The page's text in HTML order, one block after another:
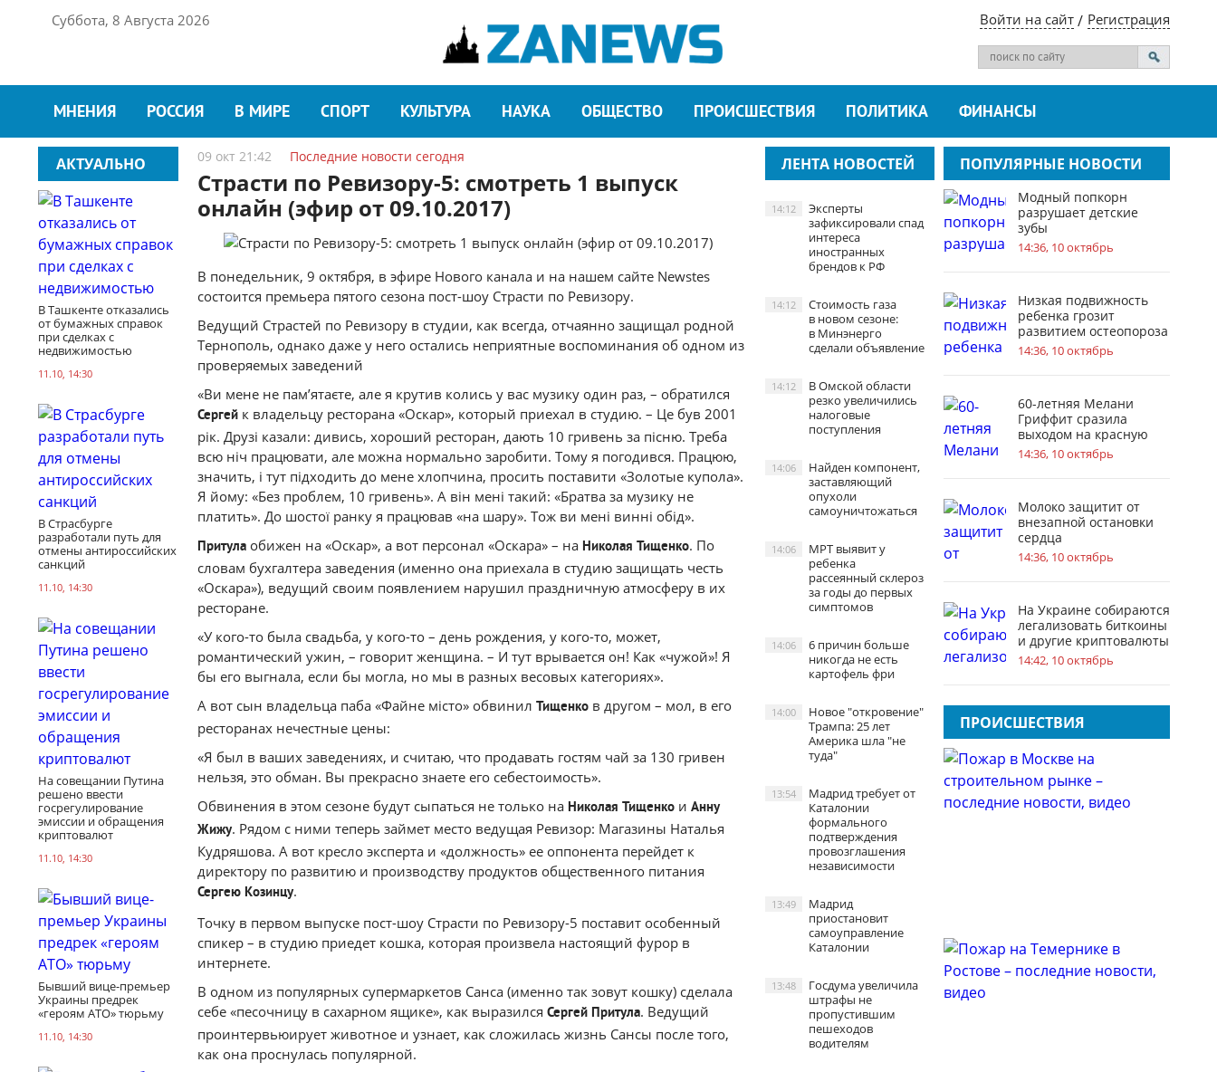
Суббота, 8 Августа 2026 Войти на сайт Регистрация
МНЕНИЯ РОССИЯ В МИРЕ СПОРТ КУЛЬТУРА НАУКА ОБЩЕСТВО ПРОИСШЕСТВИЯ ПОЛИТИКА ФИНАНСЫ
АКТУАЛЬНО
В Ташкенте отказались
от бумажных справок
при сделках с
недвижимостью
11.10, 14:30
В Страсбурге
разработали путь для
отмены антироссийских
санкций
11.10, 14:30
На совещании Путина
решено ввести
госрегулирование
эмиссии и обращения
криптовалют
11.10, 14:30
Бывший вице-премьер
Украины предрек
«героям АТО» тюрьму
11.10, 14:30
09 окт 21:42 Последние новости сегодня
Страсти по Ревизору-5: смотреть 1 выпуск
онлайн (эфир от 09.10.2017)
В понедельник, 9 октября, в эфире Нового канала и на нашем сайте Newstes
состоится премьера пятого сезона пост-шоу Страсти по Ревизору.
Ведущий Страстей по Ревизору в студии, как всегда, отчаянно защищал родной
Тернополь, однако даже у него остались неприятные воспоминания об одном из
проверяемых заведений
«Ви мене не пам’ятаєте, але я крутив колись у вас музику один раз, – обратился
Сергей к владельцу ресторана «Оскар», который приехал в студию. – Це був 2001
рік. Друзі казали: дивись, хороший ресторан, дають 10 гривень за пісню. Треба
всю ніч працювати, але можна нормально заробити. Тому я погодився. Працюю,
значить, і тут підходить до мене хлопчина, просить поставити «Золотые купола».
Я йому: «Без проблем, 10 гривень». А він мені такий: «Братва за музику не
платить». До шостої ранку я працював «на шару». Тож ви мені винні обід».
Притула обижен на «Оскар», а вот персонал «Оскара» – на Николая Тищенко. По
словам бухгалтера заведения (именно она приехала в студию защищать честь
«Оскара»), ведущий своим появлением нарушил праздничную атмосферу в их
ресторане.
«У кого-то была свадьба, у кого-то – день рождения, у кого-то, может,
романтический ужин, – говорит женщина. – И тут врывается он! Как «чужой»! Я
бы его выгнала, если бы могла, но мы в разных весовых категориях».
А вот сын владельца паба «Файне місто» обвинил Тищенко в другом – мол, в его
ресторанах нечестные цены:
«Я был в ваших заведениях, и считаю, что продавать гостям чай за 130 гривен
нельзя, это обман. Вы прекрасно знаете его себестоимость».
Обвинения в этом сезоне будут сыпаться не только на Николая Тищенко и Анну
Жижу. Рядом с ними теперь займет место ведущая Ревизор: Магазины Наталья
Кудряшова. А вот кресло эксперта и «должность» ее оппонента перейдет к
директору по развитию и производству продуктов общественного питания
Сергею Козинцу.
Точку в первом выпуске пост-шоу Страсти по Ревизору-5 поставит особенный
спикер – в студию приедет кошка, которая произвела настоящий фурор в
интернете.
В одном из популярных супермаркетов Санса (именно так зовут кошку) сделала
себе «песочницу в сахарном ящике», как выразился Сергей Притула. Ведущий
проинтервьюирует животное и узнает, как сложилась жизнь Сансы после того,
как она проснулась популярной.
ЛЕНТА НОВОСТЕЙ
Эксперты
зафиксировали спад
интереса
иностранных
брендов к РФ
14:12
Стоимость газа
в новом сезоне:
в Минэнерго
сделали объявление
14:12
В Омской области
резко увеличились
налоговые
поступления
14:12
Найден компонент,
заставляющий
опухоли
самоуничтожаться
14:06
МРТ выявит у
ребенка
рассеянный склероз
за годы до первых
симптомов
14:06
6 причин больше
никогда не есть
картофель фри
14:06
Новое "откровение"
Трампа: 25 лет
Америка шла "не
туда"
14:00
Мадрид требует от
Каталонии
формального
подтверждения
провозглашения
независимости
13:54
Мадрид
приостановит
самоуправление
Каталонии
13:49
Госдума увеличила
штрафы не
пропустившим
пешеходов
водителям
13:48
ПОПУЛЯРНЫЕ НОВОСТИ
Модный попкорн
разрушает детские
зубы
14:36, 10 октябрь
Низкая подвижность
ребенка грозит
развитием остеопороза
14:36, 10 октябрь
60-летняя Мелани
Гриффит сразила
выходом на красную
дорожку
14:36, 10 октябрь
Молоко защитит от
внезапной остановки
сердца
14:36, 10 октябрь
На Украине собираются
легализовать биткоины
и другие криптовалюты
14:42, 10 октябрь
ПРОИСШЕСТВИЯ